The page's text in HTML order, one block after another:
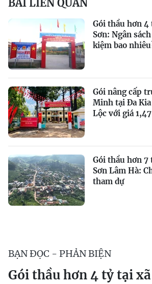
BÀI LIÊN QUAN
Gói thầu hơn 4
Sơn: Ngân
kiệm bao
Gói nâng cấp
Minh tại Đa
Lộc với giá
Gói thầu hơn 7
Sơn Lâm Hà:
tham dự
BẠN ĐỌC - PHẢN BIỆN
Gói thầu hơn 4 tỷ tại